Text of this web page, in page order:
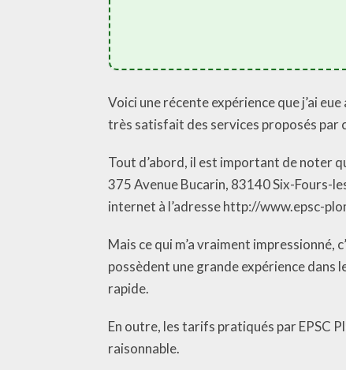
Voici une récente expérience que j’ai
très satisfait des services proposés par
Tout d’abord, il est important de noter
375 Avenue Bucarin, 83140 Six-Fours-
internet à l’adresse http://www.epsc-
Mais ce qui m’a vraiment
possèdent une grande expérience dans
rapide.
En outre, les tarifs pratiqués par EPSC
raisonnable.